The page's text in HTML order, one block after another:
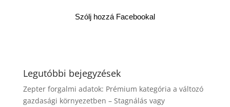
Szólj hozzá Facebookal
Legutóbbi bejegyzések
Zepter forgalmi adatok: Prémium kategória a változó
gazdasági környezetben – Stagnálás vagy